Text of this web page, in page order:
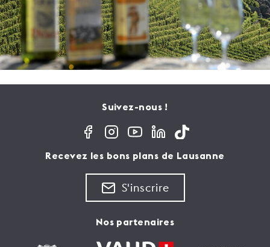
Suivez-nous !
Recevez les bons plans de Lausanne
S'inscrire
Nos partenaires